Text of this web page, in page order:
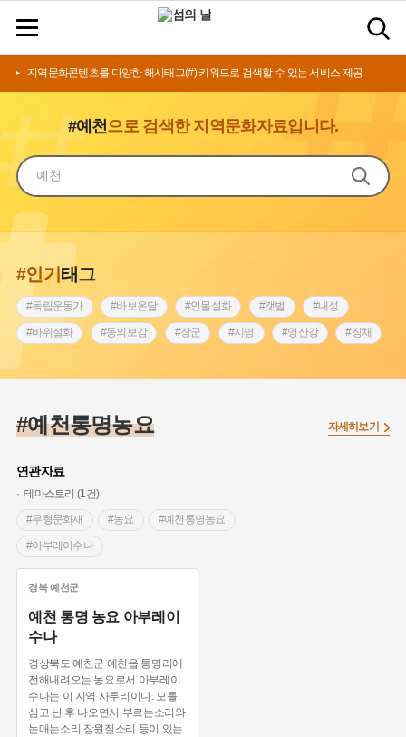
지역문화콘텐츠를 다양한 해시태그(#) 키워드로 검색할 수 있는 서비스 제공
#예천으로 검색한 지역문화자료입니다.
#인기태그
#독립운동가 #바보온달 #인물설화 #갯벌 #내성
#바위설화 #동의보감 #장군 #지명 #영산강 #징채
#인천 #외성 #허준 #낙성대
#황해도
#조선역사
#왕건 #전라남도 지명유래 #목민관
#온라인 생활사박물관
#여성독립운동가 #조선시대 문신
#김마리아
#문화유산 #노원구 #마을
#경기도설화
#지명유래 #블루리본 #대한민국임시정부
#용인의 전설 #끈기 #산성
#의병활동 #영산포 #수령
#예천통명농요
연관자료
테마스토리 (1건)
#무형문화재
#농요 #예천통명농요
#아부레이수나
자세히보기
경북예천군
예천 통명 농요 아부레이
수나
경상북도 예천군 예천읍 통명리에
전해내려오는 농요로서 아부레이
수나는 이 지역 사투리이다. 모를
심고 난 후 나오면서 부르는소리와
논매는소리 장원질소리 등이 있는